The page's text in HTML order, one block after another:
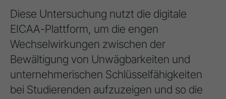
Diese Untersuchung nutzt die digitale
EICAA-Plattform, um die engen
Wechselwirkungen zwischen der
Bewältigung von Unwägbarkeiten und
unternehmerischen Schlüsselfähigkeiten
bei Studierenden aufzuzeigen und so die